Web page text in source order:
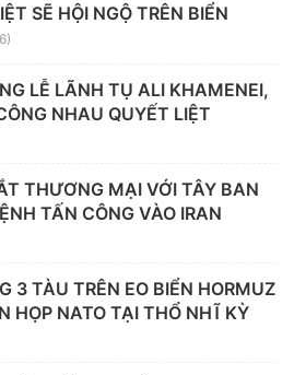
SẼ HỘI NGỘ TRÊN BIỂN
LỄ LÃNH TỤ ALI KHAMENEI,
NHAU QUYẾT LIỆT
THƯƠNG MẠI VỚI TÂY BAN
TẤN CÔNG VÀO IRAN
3 TÀU TRÊN EO BIỂN HORMUZ
HỌP NATO TẠI THỔ NHĨ KỲ